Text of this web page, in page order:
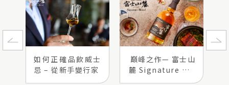
如何正確品飲威士
忌 – 從新手變行家
巔峰之作— 富士山
麓 Signature Ble
nd 餐酒搭美學